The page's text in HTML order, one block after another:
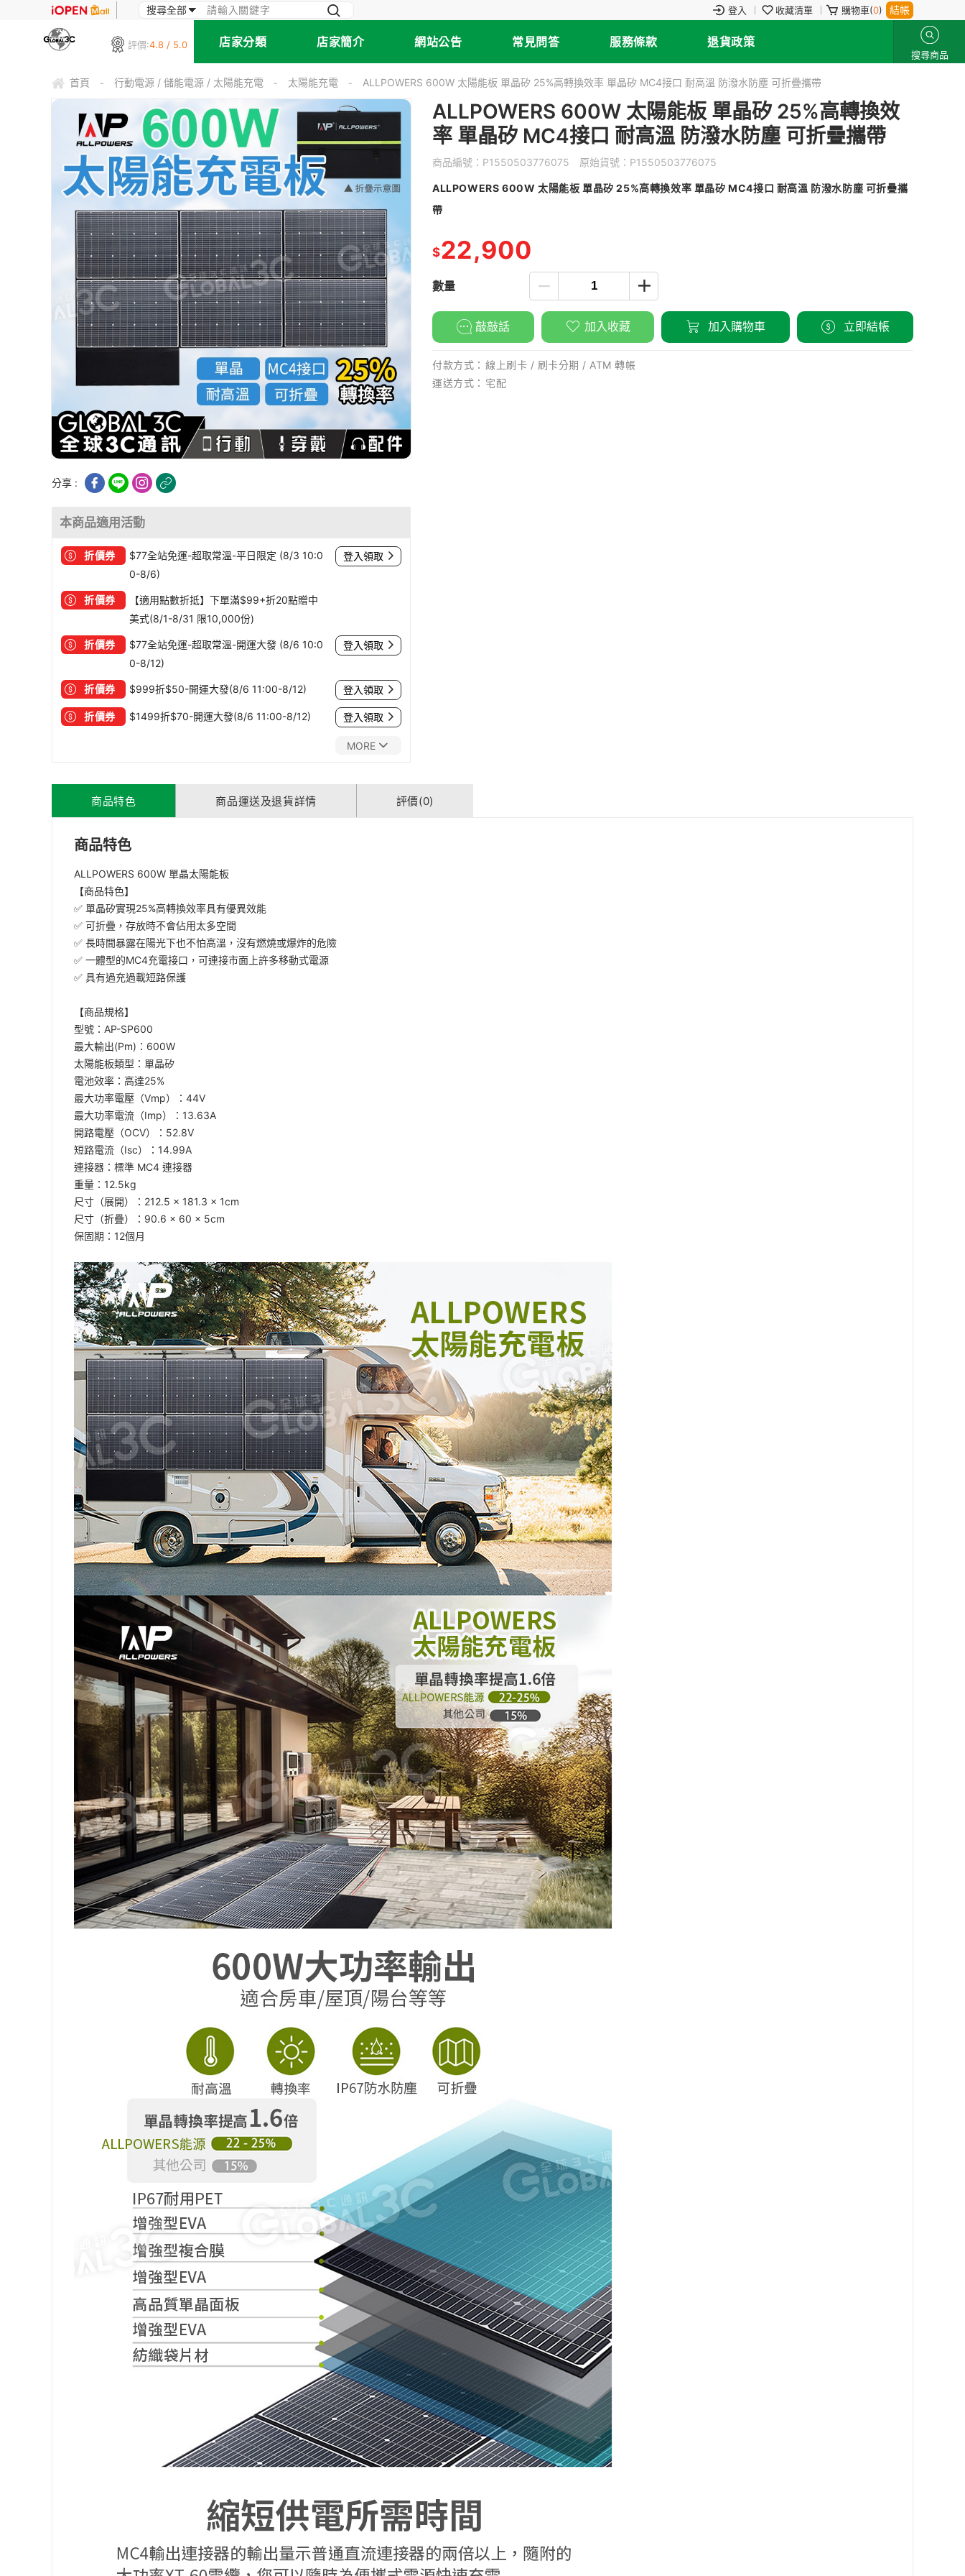
登入 收藏清單 購物車(0) 結帳
評價:4.8 / 5.0 店家分類 店家簡介 網站公告 常見問答 服務條款 退貨政策
搜尋商品
首頁 - 行動電源 / 儲能電源 / 太陽能充電 - 太陽能充電 - ALLPOWERS 600W 太陽能板 單晶矽 25%高轉換效率 單晶矽 MC4接口 耐高溫 防潑水防塵 可折疊攜帶
分享 :
本商品適用活動
折價券
$77全站免運-超取常溫-平日限定 (8/3 10:0
0-8/6)
登入領取
折價券
【適用點數折抵】下單滿$99+折20點贈中
美式(8/1-8/31 限10,000份)
折價券
$77全站免運-超取常溫-開運大發 (8/6 10:0
0-8/12)
登入領取
折價券 $999折$50-開運大發(8/6 11:00-8/12) 登入領取
折價券 $1499折$70-開運大發(8/6 11:00-8/12) 登入領取
MORE
ALLPOWERS 600W 太陽能板 單晶矽 25%高轉換效
率 單晶矽 MC4接口 耐高溫 防潑水防塵 可折疊攜帶
商品編號： P1550503776075 原始貨號： P1550503776075
ALLPOWERS 600W 太陽能板 單晶矽 25%高轉換效率 單晶矽 MC4接口 耐高溫 防潑水防塵 可折疊攜
帶
$22,900
數量
敲敲話 加入收藏 加入購物車 立即結帳
付款方式： 線上刷卡 / 刷卡分期 / ATM 轉帳
運送方式： 宅配
商品特色 商品運送及退貨詳情 評價(0)
商品特色
ALLPOWERS 600W 單晶太陽能板
【商品特色】
✅ 單晶矽實現25%高轉換效率具有優異效能
✅ 可折疊，存放時不會佔用太多空間
✅ 長時間暴露在陽光下也不怕高溫，沒有燃燒或爆炸的危險
✅ 一體型的MC4充電接口，可連接市面上許多移動式電源
✅ 具有過充過載短路保護
【商品規格】
型號：AP-SP600
最大輸出(Pm)：600W
太陽能板類型：單晶矽
電池效率：高達25%
最大功率電壓（Vmp）：44V
最大功率電流（Imp）：13.63A
開路電壓（OCV）：52.8V
短路電流（Isc）：14.99A
連接器：標準 MC4 連接器
重量：12.5kg
尺寸（展開）：212.5 × 181.3 × 1cm
尺寸（折疊）：90.6 × 60 × 5cm
保固期：12個月